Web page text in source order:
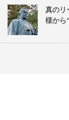
真のリ
様から